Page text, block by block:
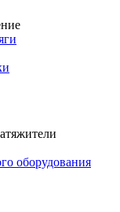
оборудования